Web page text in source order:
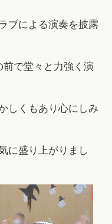
ブによる演奏を披露
で堂々と力強く演
しくもあり心にしみ
に盛り上がりまし